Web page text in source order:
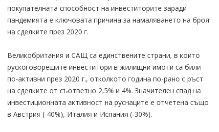
покупателната способност на инвеститорите заради
пандемията е ключовата причина за намаляването на броя
на сделките през 2020 г.
Великобритания и САЩ са единствените страни, в които
рускоговорещите инвеститори в жилищни имоти са били
по-активни през 2020 г., отколкото година по-рано с ръст
на сделките от съответно 2,5% и 4%. Значителен спад на
инвестиционната активност на руснаците е отчетена също
в Австрия (-40%), Италия и Испания (-30%).